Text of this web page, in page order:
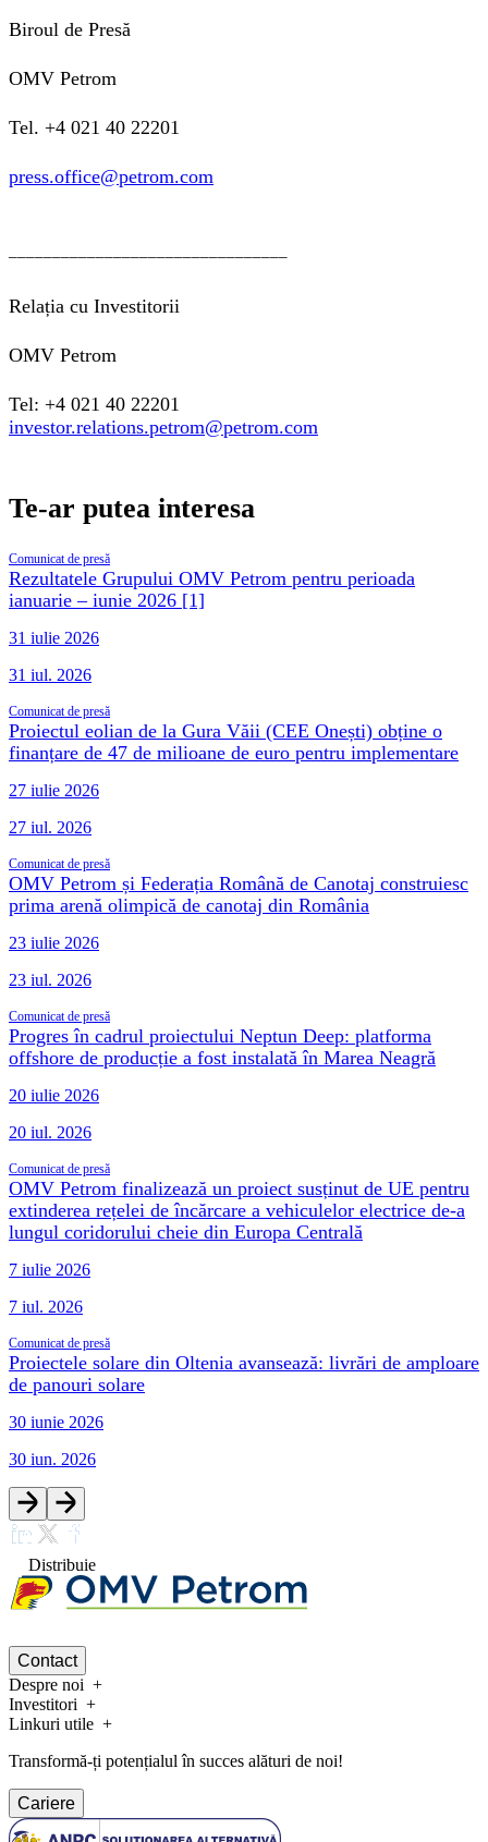
Biroul de Presă
OMV Petrom
Tel. +4 021 40 22201
press.office@petrom.com
Relația cu Investitorii
OMV Petrom
Tel: +4 021 40 22201
investor.relations.petrom@petrom.com
Te-ar putea interesa
Comunicat de presă
Rezultatele Grupului OMV Petrom pentru perioada
ianuarie – iunie 2026 [1]
31 iulie 2026
31 iul. 2026
Comunicat de presă
Proiectul eolian de la Gura Văii (CEE Onești) obține o
finanțare de 47 de milioane de euro pentru implementare
27 iulie 2026
27 iul. 2026
Comunicat de presă
OMV Petrom și Federația Română de Canotaj construiesc
prima arenă olimpică de canotaj din România
23 iulie 2026
23 iul. 2026
Comunicat de presă
Progres în cadrul proiectului Neptun Deep: platforma
offshore de producție a fost instalată în Marea Neagră
20 iulie 2026
20 iul. 2026
Comunicat de presă
OMV Petrom finalizează un proiect susținut de UE pentru
extinderea rețelei de încărcare a vehiculelor electrice de-a
lungul coridorului cheie din Europa Centrală
7 iulie 2026
7 iul. 2026
Comunicat de presă
Proiectele solare din Oltenia avansează: livrări de amploare
de panouri solare
30 iunie 2026
30 iun. 2026
Distribuie
Contact
Despre noi
Investitori
Linkuri utile
Transformă-ți potențialul în succes alături de noi!
Cariere